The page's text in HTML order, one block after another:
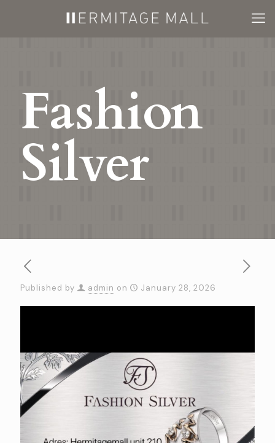
Fashion
Silver
Published by admin on January 28, 2026